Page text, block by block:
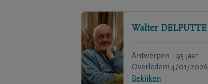
Walter DELPUTTE
Antwerpen - 95 jaar
Overleden14/01/2026
Bekijken